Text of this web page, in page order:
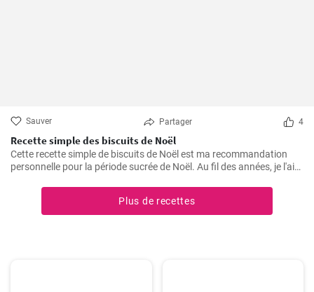
Sauver Partager 4
Recette simple des biscuits de Noël
Cette recette simple de biscuits de Noël est ma recommandation
personnelle pour la période sucrée de Noël. Au fil des années, je l'ai
avérée être une favorite absolue - pour moi et pour tous ceux qui ont
eu le plaisir de l'essayer. Les ingrédients sont faciles à trouver et la
manipulation est à la portée de tous, même des débutants en
Plus de recettes